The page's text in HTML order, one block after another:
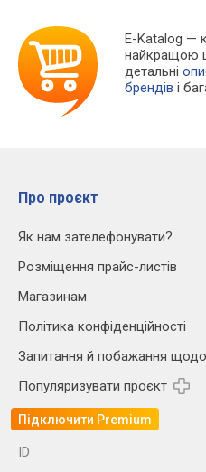
E-Katalog —
найкращою
детальні
брендів і
Про проєкт
Як нам зателефонувати?
Розміщення прайс-листів
Магазинам
Політика конфіденційності
Запитання й побажання
Популяризувати проєкт
Підключити Premium
ID